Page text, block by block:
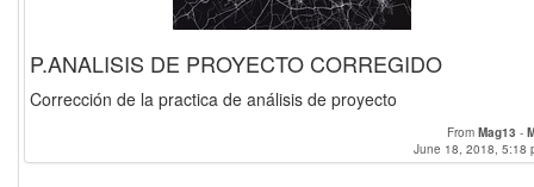
P.ANALISIS DE PROYECTO CORREGIDO
Corrección de la practica de análisis de proyecto
From Mag13 -
June 18, 2018, 5:18